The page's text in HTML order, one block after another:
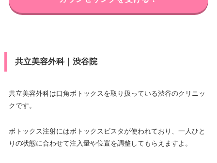
共立美容外科｜渋谷院
共立美容外科は口角ボトックスを取り扱っている渋谷のクリニッ
クです。
ボトックス注射にはボトックスビスタが使われており、一人ひと
りの状態に合わせて注入量や位置を調整してもらえますよ。